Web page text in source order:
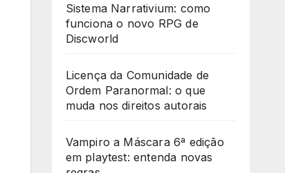
Sistema Narrativium: como
funciona o novo RPG de
Discworld
Licença da Comunidade de
Ordem Paranormal: o que
muda nos direitos autorais
Vampiro a Máscara 6ª edição
em playtest: entenda novas